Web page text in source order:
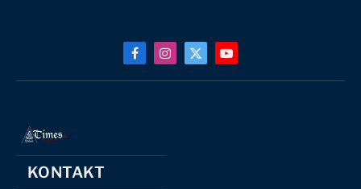
FacebookInstagram
X
(Twitter)
YouTube
KONTAKT